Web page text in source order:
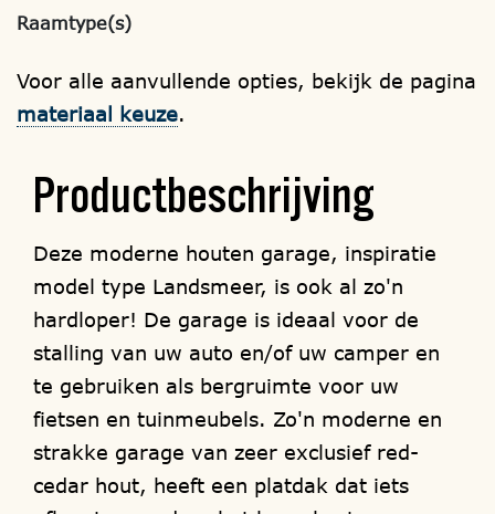
Raamtype(s)
Voor alle aanvullende opties, bekijk de pagina
materiaal keuze.
Productbeschrijving
Deze moderne houten garage, inspiratie
model type Landsmeer, is ook al zo'n
hardloper! De garage is ideaal voor de
stalling van uw auto en/of uw camper en
te gebruiken als bergruimte voor uw
fietsen en tuinmeubels. Zo'n moderne en
strakke garage van zeer exclusief red-
cedar hout, heeft een platdak dat iets